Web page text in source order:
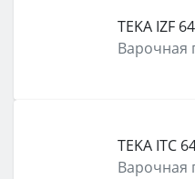
TEKA IZF
Варочная
TEKA ITC
Варочная